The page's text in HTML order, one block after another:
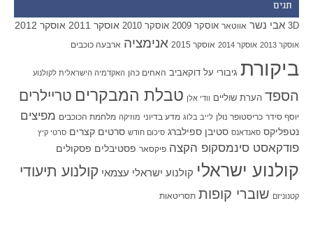
תגים
3D אבי נשר אווטאר אוסקר 2009 אוסקר 2010 אוסקר 2011 אוסקר 2012
אוסקר 2013 אוסקר 2014 אוסקר 2015 אנימציה ארבעה כוכבים
ביקורת גיבורי על דוקאביב האחים כהן האקדמיה הישראלית לקולנוע
הספד הערת שוליים וודי אלן טבלת המבקרים טריילרים
יוסף סידר כריסטופר נולן לייב בלוג מדע בדיוני מוזיקה מלחמת הכוכבים מפיצים
נטפליקס סאנדאנס סטיבן ספילברג סיכום חודש סרטים קצרים סרטי קיץ
פודקאסט סינמסקופ הקצה פיקסאר פסטיבלים פסקולים
קולנוע ישראלי קולנוע ישראלי עצמאי קולנוע תיעודי
קטנוניזם שוברי קופות תסריטאות